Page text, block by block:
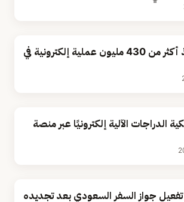
منصة أبشر تنفّذ أكثر من 430 مليون عملية إلكترونية في
الدراجات الآلية إلكترونيًا عبر منصة
تفعيل جواز السفر السعودي بعد تجديده